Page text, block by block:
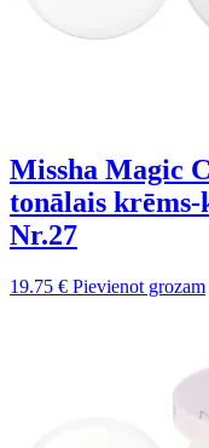
Missha Magic
tonālais krēms-
Nr.27
19.75 € Pievienot grozam